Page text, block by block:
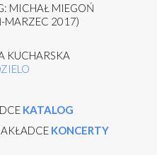
MICHAŁ MIEGOŃ
MARZEC 2017)
KUCHARSKA
KATALOG
KONCERTY